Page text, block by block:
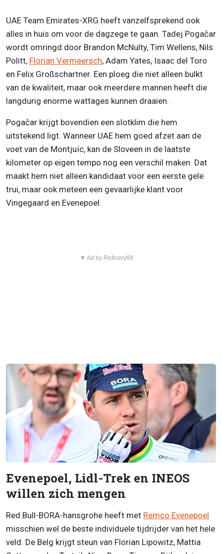
UAE Team Emirates-XRG heeft vanzelfsprekend ook
alles in huis om voor de dagzege te gaan. Tadej Pogačar
wordt omringd door Brandon McNulty, Tim Wellens, Nils
Politt, Florian Vermeersch, Adam Yates, Isaac del Toro
en Felix Großschartner. Een ploeg die niet alleen bulkt
van de kwaliteit, maar ook meerdere mannen heeft die
langdurig enorme wattages kunnen draaien.
Pogačar krijgt bovendien een slotklim die hem
uitstekend ligt. Wanneer UAE hem goed afzet aan de
voet van de Montjuïc, kan de Sloveen in de laatste
kilometer op eigen tempo nog een verschil maken. Dat
maakt hem niet alleen kandidaat voor een eerste gele
trui, maar ook meteen een gevaarlijke klant voor
Vingegaard en Evenepoel.
▼ Ad by Refinery89
Evenepoel, Lidl-Trek en INEOS
willen zich mengen
Red Bull-BORA-hansgrohe heeft met Remco Evenepoel
misschien wel de beste individuele tijdrijder van het hele
veld. De Belg krijgt steun van Florian Lipowitz, Mattia